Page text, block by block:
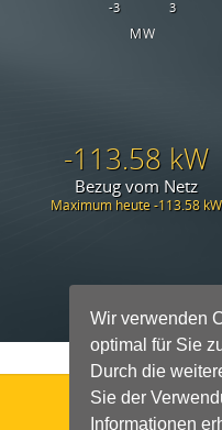
Wir verwenden
optimal für Sie
Durch die
Sie der
Informationen